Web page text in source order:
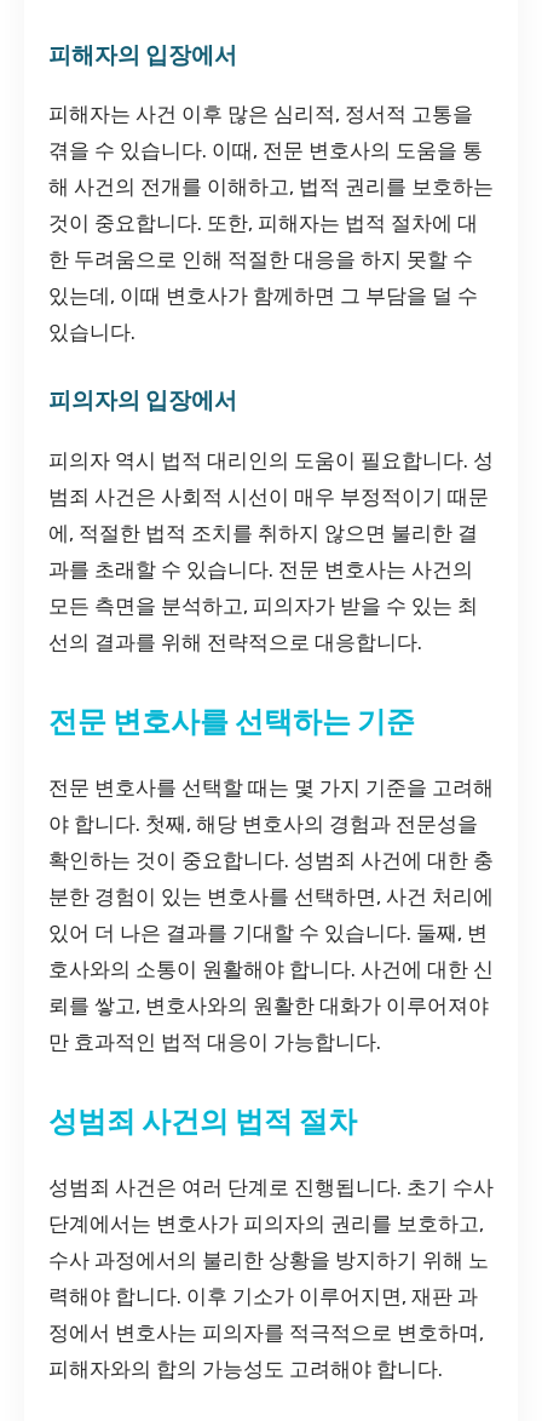
피해자의 입장에서
피해자는 사건 이후 많은 심리적, 정서적 고통을
겪을 수 있습니다. 이때, 전문 변호사의 도움을 통
해 사건의 전개를 이해하고, 법적 권리를 보호하는
것이 중요합니다. 또한, 피해자는 법적 절차에 대
한 두려움으로 인해 적절한 대응을 하지 못할 수
있는데, 이때 변호사가 함께하면 그 부담을 덜 수
있습니다.
피의자의 입장에서
피의자 역시 법적 대리인의 도움이 필요합니다. 성
범죄 사건은 사회적 시선이 매우 부정적이기 때문
에, 적절한 법적 조치를 취하지 않으면 불리한 결
과를 초래할 수 있습니다. 전문 변호사는 사건의
모든 측면을 분석하고, 피의자가 받을 수 있는 최
선의 결과를 위해 전략적으로 대응합니다.
전문 변호사를 선택하는 기준
전문 변호사를 선택할 때는 몇 가지 기준을 고려해
야 합니다. 첫째, 해당 변호사의 경험과 전문성을
확인하는 것이 중요합니다. 성범죄 사건에 대한 충
분한 경험이 있는 변호사를 선택하면, 사건 처리에
있어 더 나은 결과를 기대할 수 있습니다. 둘째, 변
호사와의 소통이 원활해야 합니다. 사건에 대한 신
뢰를 쌓고, 변호사와의 원활한 대화가 이루어져야
만 효과적인 법적 대응이 가능합니다.
성범죄 사건의 법적 절차
성범죄 사건은 여러 단계로 진행됩니다. 초기 수사
단계에서는 변호사가 피의자의 권리를 보호하고,
수사 과정에서의 불리한 상황을 방지하기 위해 노
력해야 합니다. 이후 기소가 이루어지면, 재판 과
정에서 변호사는 피의자를 적극적으로 변호하며,
피해자와의 합의 가능성도 고려해야 합니다.